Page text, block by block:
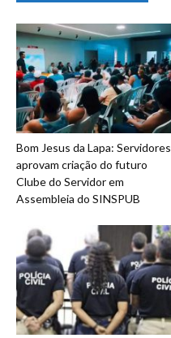
Bom Jesus da Lapa: Servidores
aprovam criação do futuro
Clube do Servidor em
Assembleia do SINSPUB